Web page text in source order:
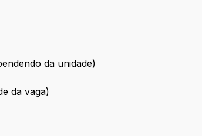
da unidade)
da vaga)